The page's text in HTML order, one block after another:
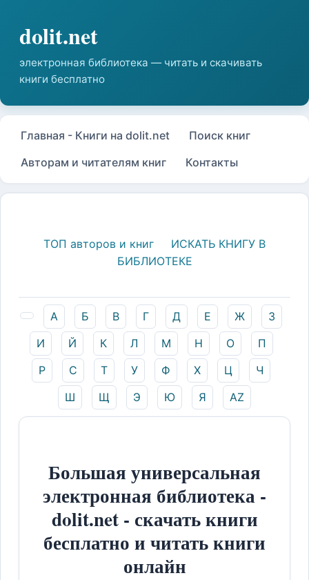
Главная - Книги на dolit.net
Поиск книг
Авторам и читателям книг
Контакты
ТОП авторов и книг
ИСКАТЬ КНИГУ В
БИБЛИОТЕКЕ
А Б В Г Д Е Ж
З
И
Й К Л М Н О
П
Р
С Т У Ф Х Ц
Ч
Ш
Щ Э Ю Я AZ
Большая универсальная
электронная библиотека -
dolit.net - скачать книги
бесплатно и читать книги
онлайн